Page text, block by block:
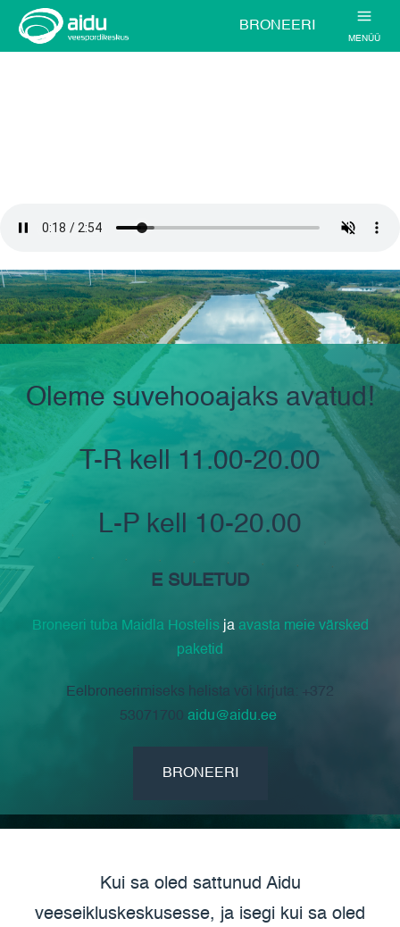
BRONEERI
MENÜÜ
Oleme suvehooajaks avatud!
T-R kell 11.00-20.00
L-P kell 10-20.00
E SULETUD
Broneeri tuba Maidla Hostelis ja avasta meie värsked
paketid
Eelbroneerimiseks helista või kirjuta: +372
53071700 aidu@aidu.ee
BRONEERI
Kui sa oled sattunud Aidu
veeseikluskeskusesse, ja isegi kui sa oled